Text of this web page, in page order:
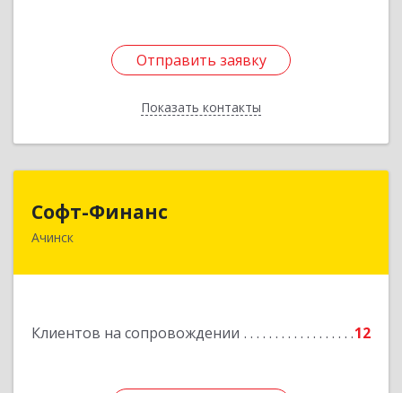
Отправить заявку
Показать контакты
Отправить заявку
Назад
Софт-Финанс
Ачинск
Клиентов на сопровождении 12
662150, Красноярский край, Ачинск г, 1-й мкр,